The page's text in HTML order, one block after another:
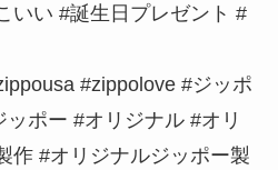
いい #誕生日プレゼント #
#zippolove #ジッポ
ポー #オリジナル #オリ
作 #オリジナルジッポー製